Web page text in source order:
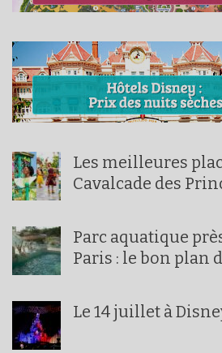
Les meilleures
Cavalcade des
Parc aquatique
Paris : le bon plan
Le 14 juillet à